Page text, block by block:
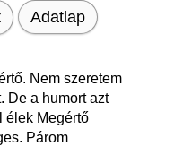
Adatlap
Nem szeretem
De a humort azt
élek Megértő
Párom